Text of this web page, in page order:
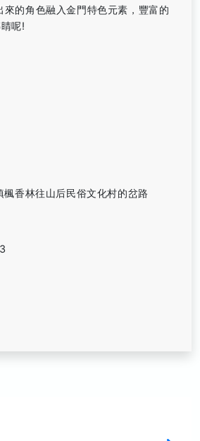
來的角色融入金門特色元素，豐富的
呢!
香林往山后民俗文化村的岔路